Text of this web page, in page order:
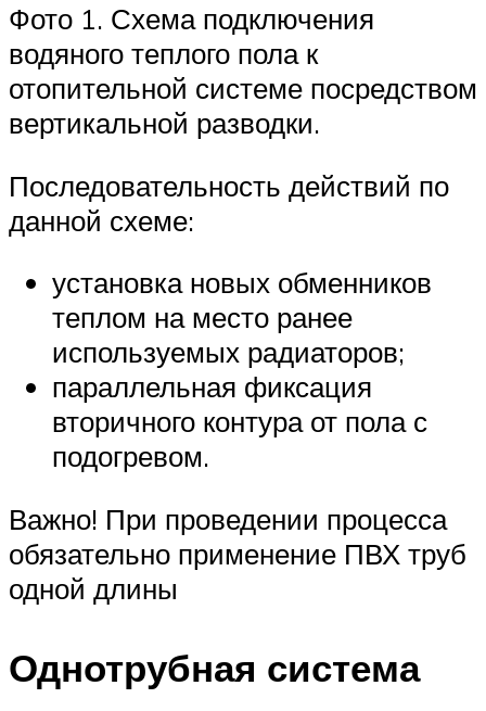
Фото 1. Схема подключения
водяного теплого пола к
отопительной системе посредством
вертикальной разводки.
Последовательность действий по
данной схеме:
установка новых обменников
теплом на место ранее
используемых радиаторов;
параллельная фиксация
вторичного контура от пола с
подогревом.
Важно! При проведении процесса
обязательно применение ПВХ труб
одной длины
Однотрубная система